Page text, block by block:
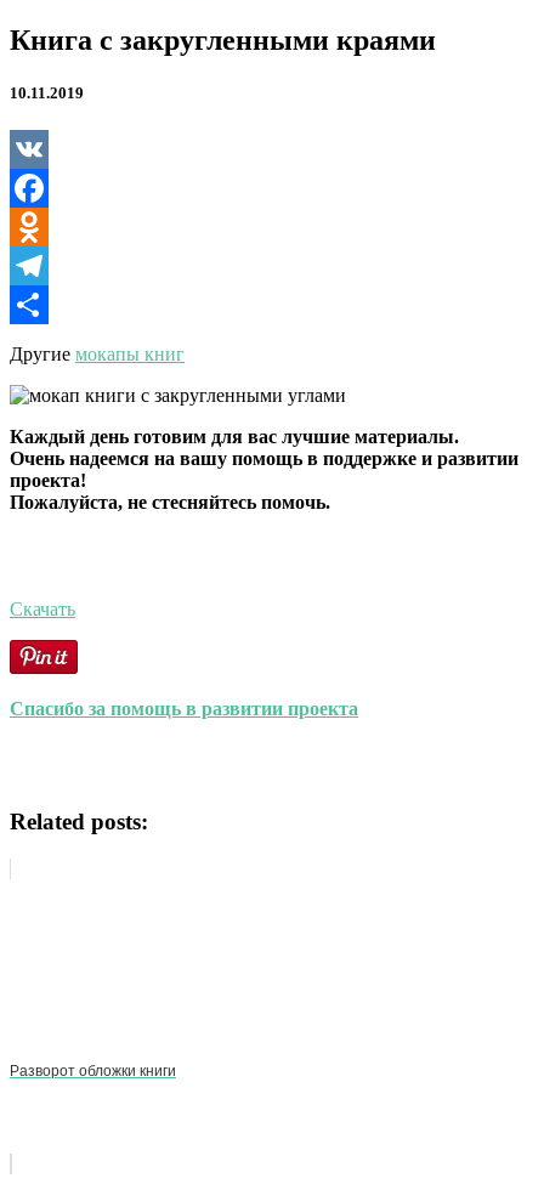
Книга
с
краями
Книга с закругленными краями
10.11.2019
VK
Facebook
Odnoklassniki
Telegram
Отправить
Другие мокапы книг
Каждый день готовим для вас лучшие материалы.
Очень надеемся на вашу помощь в поддержке и развитии
проекта!
Пожалуйста, не стесняйтесь помочь.
Скачать
Спасибо за помощь в развитии проекта
Related posts:
Разворот обложки книги